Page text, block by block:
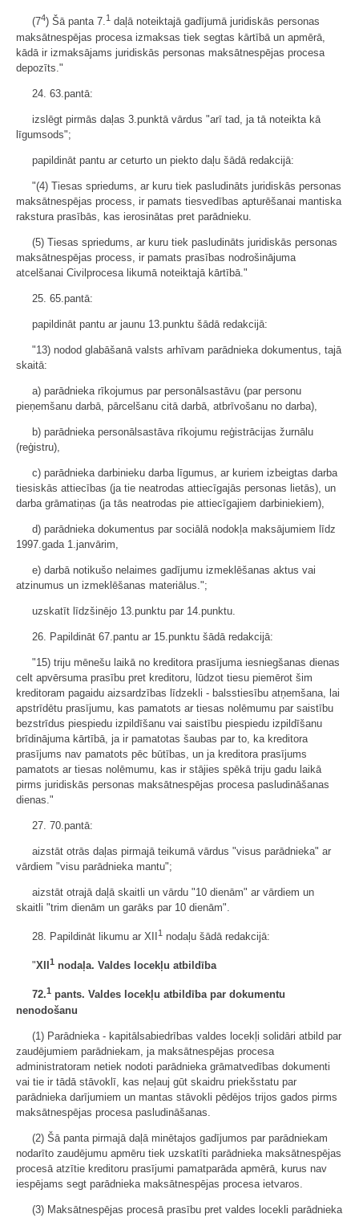
(74) Šā panta 7.1 daļā noteiktajā gadījumā juridiskās personas
maksātnespējas procesa izmaksas tiek segtas kārtībā un apmērā,
kādā ir izmaksājams juridiskās personas maksātnespējas procesa
depozīts."
24. 63.pantā:
izslēgt pirmās daļas 3.punktā vārdus "arī tad, ja tā noteikta kā
līgumsods";
papildināt pantu ar ceturto un piekto daļu šādā redakcijā:
"(4) Tiesas spriedums, ar kuru tiek pasludināts juridiskās personas
maksātnespējas process, ir pamats tiesvedības apturēšanai mantiska
rakstura prasībās, kas ierosinātas pret parādnieku.
(5) Tiesas spriedums, ar kuru tiek pasludināts juridiskās personas
maksātnespējas process, ir pamats prasības nodrošinājuma
atcelšanai Civilprocesa likumā noteiktajā kārtībā."
25. 65.pantā:
papildināt pantu ar jaunu 13.punktu šādā redakcijā:
"13) nodod glabāšanā valsts arhīvam parādnieka dokumentus, tajā
skaitā:
a) parādnieka rīkojumus par personālsastāvu (par personu
pieņemšanu darbā, pārcelšanu citā darbā, atbrīvošanu no darba),
b) parādnieka personālsastāva rīkojumu reģistrācijas žurnālu
(reģistru),
c) parādnieka darbinieku darba līgumus, ar kuriem izbeigtas darba
tiesiskās attiecības (ja tie neatrodas attiecīgajās personas lietās), un
darba grāmatiņas (ja tās neatrodas pie attiecīgajiem darbiniekiem),
d) parādnieka dokumentus par sociālā nodokļa maksājumiem līdz
1997.gada 1.janvārim,
e) darbā notikušo nelaimes gadījumu izmeklēšanas aktus vai
atzinumus un izmeklēšanas materiālus.";
uzskatīt līdzšinējo 13.punktu par 14.punktu.
26. Papildināt 67.pantu ar 15.punktu šādā redakcijā:
"15) triju mēnešu laikā no kreditora prasījuma iesniegšanas dienas
celt apvērsuma prasību pret kreditoru, lūdzot tiesu piemērot šim
kreditoram pagaidu aizsardzības līdzekli - balsstiesību atņemšana, lai
apstrīdētu prasījumu, kas pamatots ar tiesas nolēmumu par saistību
bezstrīdus piespiedu izpildīšanu vai saistību piespiedu izpildīšanu
brīdinājuma kārtībā, ja ir pamatotas šaubas par to, ka kreditora
prasījums nav pamatots pēc būtības, un ja kreditora prasījums
pamatots ar tiesas nolēmumu, kas ir stājies spēkā triju gadu laikā
pirms juridiskās personas maksātnespējas procesa pasludināšanas
dienas."
27. 70.pantā:
aizstāt otrās daļas pirmajā teikumā vārdus "visus parādnieka" ar
vārdiem "visu parādnieka mantu";
aizstāt otrajā daļā skaitli un vārdu "10 dienām" ar vārdiem un
skaitli "trim dienām un garāks par 10 dienām".
28. Papildināt likumu ar XII 1 nodaļu šādā redakcijā:
"XII 1 nodaļa. Valdes locekļu atbildība
72.1
pants. Valdes locekļu atbildība par dokumentu
nenodošanu
(1) Parādnieka - kapitālsabiedrības valdes locekļi solidāri atbild par
zaudējumiem parādniekam, ja maksātnespējas procesa
administratoram netiek nodoti parādnieka grāmatvedības dokumenti
vai tie ir tādā stāvoklī, kas neļauj gūt skaidru priekšstatu par
parādnieka darījumiem un mantas stāvokli pēdējos trijos gados pirms
maksātnespējas procesa pasludināšanas.
(2) Šā panta pirmajā daļā minētajos gadījumos par parādniekam
nodarīto zaudējumu apmēru tiek uzskatīti parādnieka maksātnespējas
procesā atzītie kreditoru prasījumi pamatparāda apmērā, kurus nav
iespējams segt parādnieka maksātnespējas procesa ietvaros.
(3) Maksātnespējas procesā prasību pret valdes locekli parādnieka